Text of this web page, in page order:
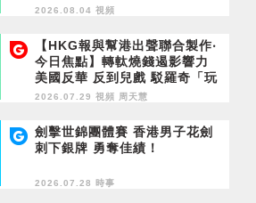
2026.08.04 視頻
【HKG報與幫港出聲聯合製作‧
今日焦點】轉軚燒錢遏影響力
美國反華 反到兒戲 駁羅奇「玩
完論」 香港唔靠中國 唔通靠美
2026.07.29 視頻 周天慧
劍擊世錦團體賽 香港男子花劍
刺下銀牌 勇奪佳績！
2026.07.28 時事